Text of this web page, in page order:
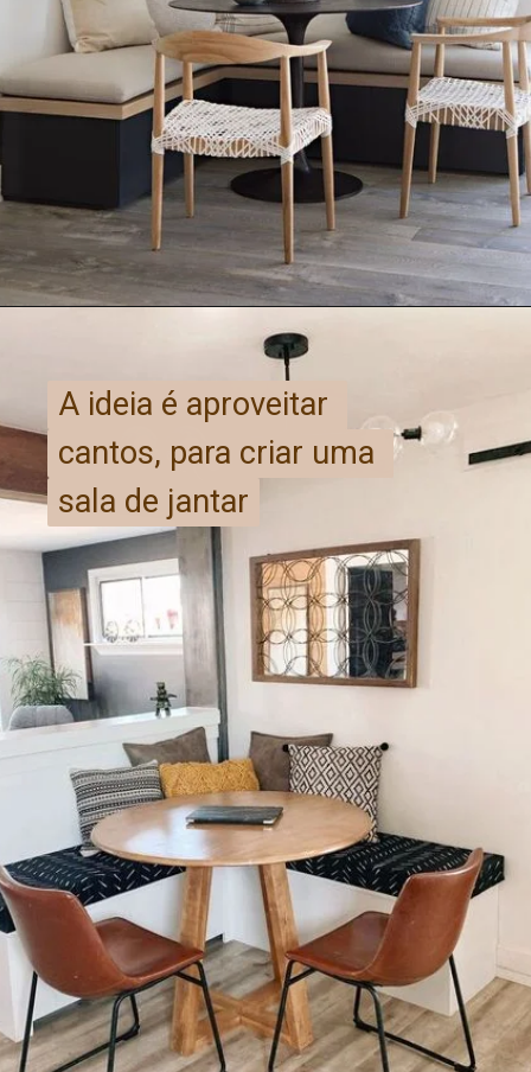
A ideia é aproveitar
cantos, para criar uma
sala de jantar
A ideia é aproveitar
cantos, para criar uma
sala de jantar